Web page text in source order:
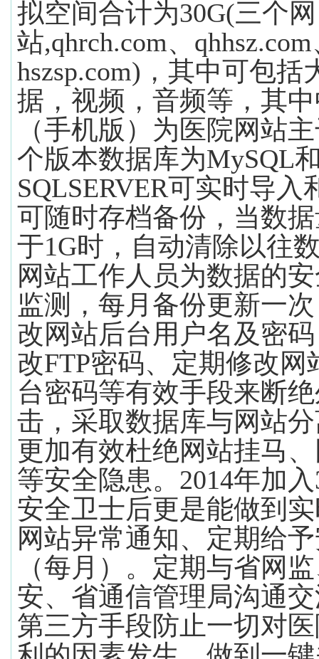
拟空间合计为30G(三个网
站,qhrch.com、 qhhsz.com
hszsp.com) ，其中可包括
据，视频，音频等，其
（手机版）为医院网站
个版本数据库为MySQL
SQLSERVER可实时导入
可随时存档备份，当数
于1G时，自动清除以往
网站工作人员为数据的
监测，每月备份更新一
改网站后台用户名及密
改FTP密码、定期修改网
台密码等有效手段来断
击，采取数据库与网站
更加有效杜绝网站挂马
等安全隐患。 2014年加入
安全卫士后更是能做到
网站异常通知、定期给
（每月）。定期与省网
安、省通信管理局沟通
第三方手段防止一切对